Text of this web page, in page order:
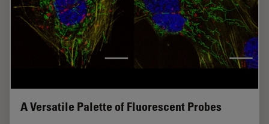
A Versatile Palette of Fluorescent Probes